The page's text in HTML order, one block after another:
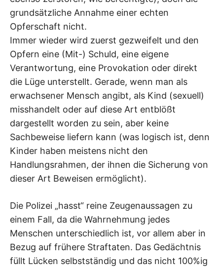
grundsätzliche Annahme einer echten
Opferschaft nicht.
Immer wieder wird zuerst gezweifelt und den
Opfern eine (Mit-) Schuld, eine eigene
Verantwortung, eine Provokation oder direkt
die Lüge unterstellt. Gerade, wenn man als
erwachsener Mensch angibt, als Kind (sexuell)
misshandelt oder auf diese Art entblößt
dargestellt worden zu sein, aber keine
Sachbeweise liefern kann (was logisch ist, denn
Kinder haben meistens nicht den
Handlungsrahmen, der ihnen die Sicherung von
dieser Art Beweisen ermöglicht).
Die Polizei „hasst“ reine Zeugenaussagen zu
einem Fall, da die Wahrnehmung jedes
Menschen unterschiedlich ist, vor allem aber in
Bezug auf frühere Straftaten. Das Gedächtnis
füllt Lücken selbstständig und das nicht 100%ig